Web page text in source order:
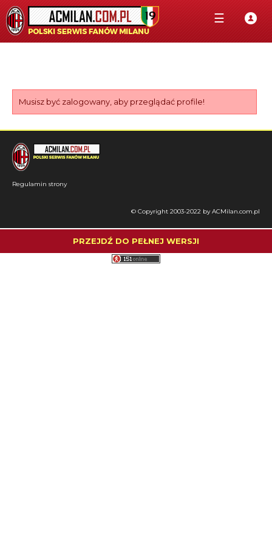
☰
Musisz być zalogowany, aby przeglądać profile!
Regulamin strony
© Copyright 2003-2022 by ACMilan.com.pl
PRZEJDŹ DO PEŁNEJ WERSJI